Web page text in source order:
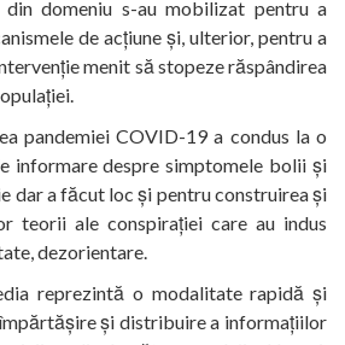
domeniu s-au mobilizat pentru a
de acțiune și, ulterior, pentru a
menit să stopeze răspândirea
pandemiei COVID-19 a condus la o
informare despre simptomele bolii și
dar a făcut loc și pentru construirea și
teorii ale conspirației care au indus
dezorientare.
reprezintă o modalitate rapidă și
și distribuire a informațiilor